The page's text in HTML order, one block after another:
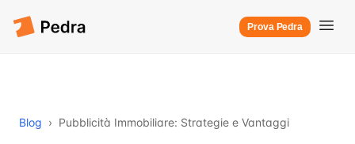
Prova Pedra
Blog › Pubblicità Immobiliare: Strategie e Vantaggi